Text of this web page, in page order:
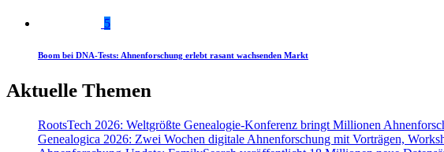
5
Boom bei DNA-Tests: Ahnenforschung erlebt rasant wachsenden Markt
Aktuelle Themen
RootsTech 2026: Weltgrößte Genealogie-Konferenz bringt Millionen
Genealogica 2026: Zwei Wochen digitale Ahnenforschung mit Vorträgen,